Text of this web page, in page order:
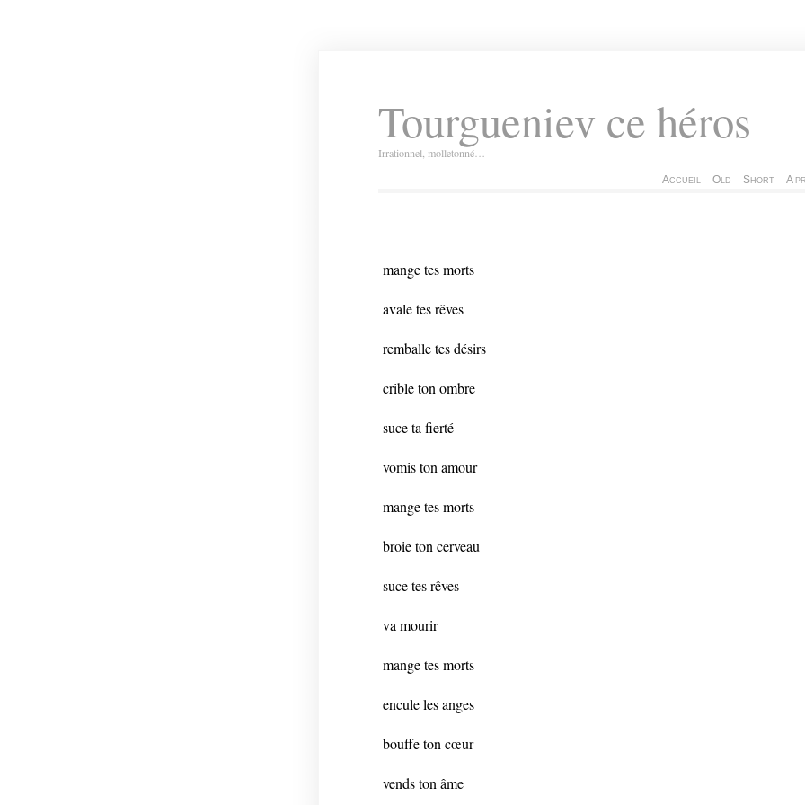
Tourgueniev ce héros
Irrationnel, molletonné…
Accueil Old Short A
mange tes morts
avale tes rêves
remballe tes désirs
crible ton ombre
suce ta fierté
vomis ton amour
mange tes morts
broie ton cerveau
suce tes rêves
va mourir
mange tes morts
encule les anges
bouffe ton cœur
vends ton âme